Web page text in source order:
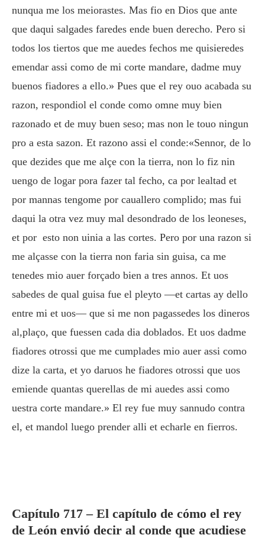
nunqua me los meiorastes. Mas fio en Dios que ante
que daqui salgades faredes ende buen derecho. Pero si
todos los tiertos que me auedes fechos me quisieredes
emendar assi como de mi corte mandare, dadme muy
buenos fiadores a ello.» Pues que el rey ouo acabada su
razon, respondiol el conde como omne muy bien
razonado et de muy buen seso; mas non le touo ningun
pro a esta sazon. Et razono assi el conde:«Sennor, de lo
que dezides que me alçe con la tierra, non lo fiz nin
uengo de logar pora fazer tal fecho, ca por lealtad et
por mannas tengome por cauallero complido; mas fui
daqui la otra vez muy mal desondrado de los leoneses,
et por esto non uinia a las cortes. Pero por una razon si
me alçasse con la tierra non faria sin guisa, ca me
tenedes mio auer forçado bien a tres annos. Et uos
sabedes de qual guisa fue el pleyto —et cartas ay dello
entre mi et uos— que si me non pagassedes los dineros
al,plaço, que fuessen cada dia doblados. Et uos dadme
fiadores otrossi que me cumplades mio auer assi como
dize la carta, et yo daruos he fiadores otrossi que uos
emiende quantas querellas de mi auedes assi como
uestra corte mandare.» El rey fue muy sannudo contra
el, et mandol luego prender alli et echarle en fierros.
Capítulo 717 – El capítulo de cómo el rey
de León envió decir al conde que acudiese